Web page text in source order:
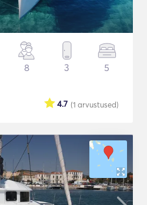
8 3 5
(1 arvustused)
4.7